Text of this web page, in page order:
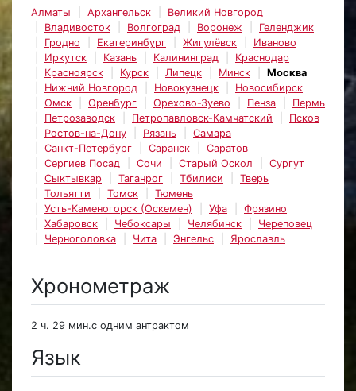
Алматы Архангельск
Великий Новгород
Владивосток
Волгоград Воронеж
Геленджик
Гродно
Екатеринбург Жигулёвск
Иваново
Иркутск
Казань Калининград
Краснодар
Красноярск
Курск Липецк Минск
Москва
Нижний Новгород
Новокузнецк
Новосибирск
Омск
Оренбург Орехово-Зуево Пенза
Пермь
Петрозаводск
Петропавловск-Камчатский
Псков
Ростов-на-Дону
Рязань
Самара
Санкт-Петербург
Саранск
Саратов
Сергиев Посад
Сочи Старый Оскол
Сургут
Сыктывкар
Таганрог Тбилиси
Тверь
Тольятти
Томск
Тюмень
Усть-Каменогорск (Оскемен)
Уфа
Фрязино
Хабаровск
Чебоксары Челябинск
Череповец
Черноголовка
Чита Энгельс Ярославль
Хронометраж
2 ч. 29 мин.с одним антрактом
Язык